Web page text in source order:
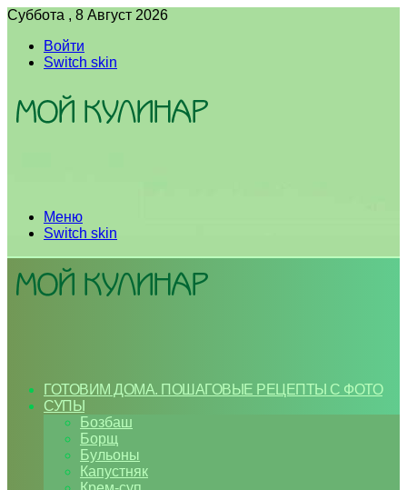
Суббота , 8 Август 2026
Войти
Switch skin
Меню
Switch skin
ГОТОВИМ ДОМА. ПОШАГОВЫЕ РЕЦЕПТЫ С ФОТО
СУПЫ
Бозбаш
Борщ
Бульоны
Капустняк